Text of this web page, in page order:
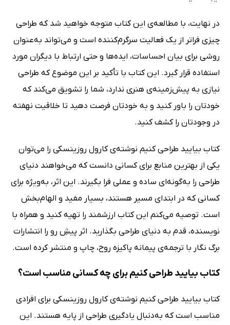
در نهایت، با مطالعه‌ی این کتاب متوجه خواهید شد که طراحی
چیزی فراتر از یک فعالیت سرگرم‌کننده است و می‌تواند به‌عنوان
روشی برای بیان احساسات، ایده‌ها و حتی ارتباط با دیگران مورد
استفاده قرار گیرد. این کتاب با تأکید بر این موضوع که طراحی
نیازی به پیش‌زمینه‌ی هنری ندارد، شما را تشویق می‌کند که
خودتان را باور کنید و به خودتان فرصت دهید تا خلاقیت نهفته
در وجودتان را کشف کنید.
کتاب بیایید طراحی کنیم نوشته‌ی کارول روزینسکی را می‌توان
یکی از بهترین منابع برای کسانی دانست که می‌خواهند دنیای
طراحی را به‌گونه‌ای ساده و عملی فرا بگیرند. این اثر، به‌ویژه برای
کسانی که در ابتدای مسیر هستند، بسیار مفید و الهام‌بخش
است. توصیه می‌کنم این کتاب ارزشمند را تهیه کنید و همراه با
نویسنده، قدم به دنیای طراحی بگذارید. اثر پیشِ رو را انتشارات
برگ نگار با ترجمه‌ی پیمانه پاکیزه روح، چاپ و منتشر کرده است.
کتاب بیایید طراحی کنیم برای چه کسانی مناسب است؟
کتاب بیایید طراحی کنیم نوشته‌ی کارول روزینسکی برای افرادی
مناسب است که به‌دنبال یادگیری طراحی از پایه هستند. این